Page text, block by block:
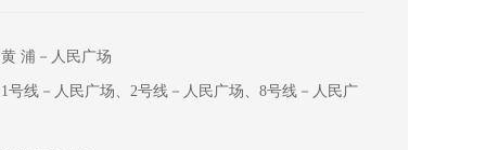
黄 浦－人民广场
1号线－人民广场、2号线－人民广场、8号线－人民广